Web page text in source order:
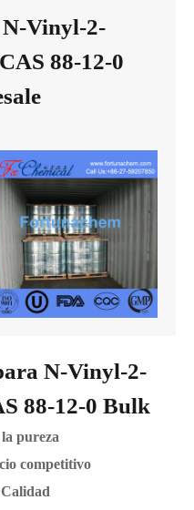
Vinyl-2-
88-12-0
N-Vinyl-2-
88-12-0 Bulk
pureza
competitivo